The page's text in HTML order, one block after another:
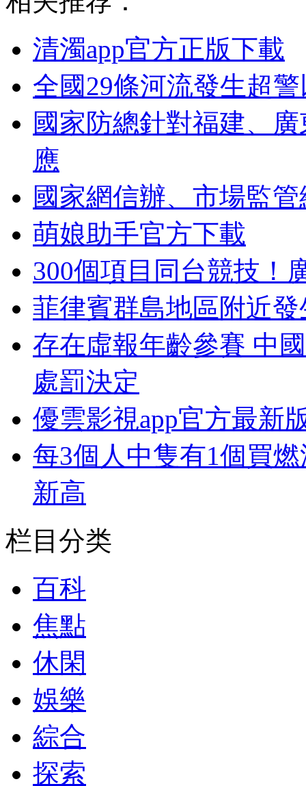
清濁app官方正版下載
全國29條河流發生超
國家防總針對福建、
應
國家網信辦、市場監
萌娘助手官方下載
300個項目同台競技！
菲律賓群島地區附近
存在虛報年齡參賽 中
處罰決定
優雲影視app官方最新
每3個人中隻有1個買
新高
栏目分类
百科
焦點
休閑
娛樂
綜合
探索